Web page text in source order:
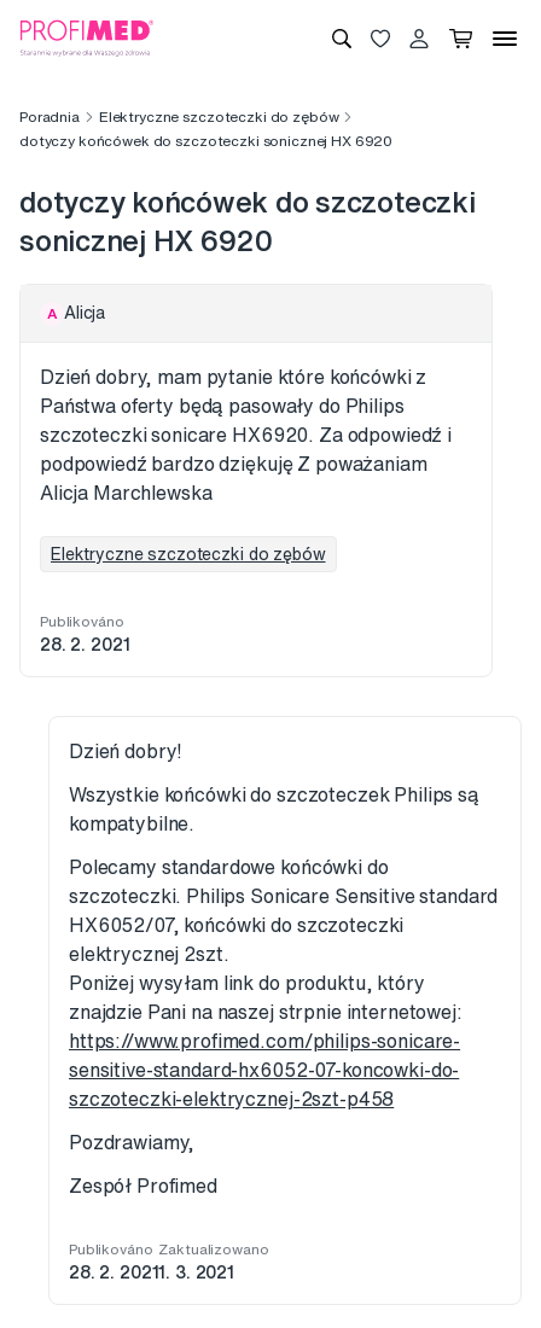
Poradnia
Elektryczne szczoteczki do zębów
dotyczy końcówek do szczoteczki sonicznej HX 6920
dotyczy końcówek do szczoteczki
sonicznej HX 6920
A Alicja
Dzień dobry, mam pytanie które końcówki z
Państwa oferty będą pasowały do Philips
szczoteczki sonicare HX6920. Za odpowiedź i
podpowiedź bardzo dziękuję Z poważaniam
Alicja Marchlewska
Elektryczne szczoteczki do zębów
Publikováno
28. 2. 2021
Dzień dobry!
Wszystkie końcówki do szczoteczek Philips są
kompatybilne.
Polecamy standardowe końcówki do
szczoteczki. Philips Sonicare Sensitive standard
HX6052/07, końcówki do szczoteczki
elektrycznej 2szt.
Poniżej wysyłam link do produktu, który
znajdzie Pani na naszej strpnie internetowej:
https://www.profimed.com/philips-sonicare-
sensitive-standard-hx6052-07-koncowki-do-
szczoteczki-elektrycznej-2szt-p458
Pozdrawiamy,
Zespół Profimed
Publikováno
28. 2. 2021
Zaktualizowano
1. 3. 2021